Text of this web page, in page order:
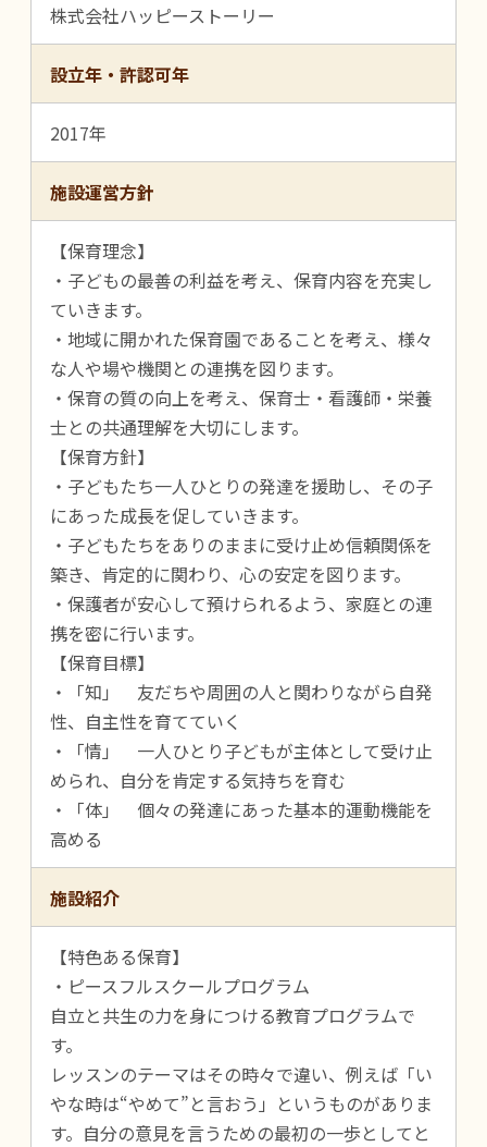
株式会社ハッピーストーリー
設立年・許認可年
2017年
施設運営方針
【保育理念】
・子どもの最善の利益を考え、保育内容を充実し
ていきます。
・地域に開かれた保育園であることを考え、様々
な人や場や機関との連携を図ります。
・保育の質の向上を考え、保育士・看護師・栄養
士との共通理解を大切にします。
【保育方針】
・子どもたち一人ひとりの発達を援助し、その子
にあった成長を促していきます。
・子どもたちをありのままに受け止め信頼関係を
築き、肯定的に関わり、心の安定を図ります。
・保護者が安心して預けられるよう、家庭との連
携を密に行います。
【保育目標】
・「知」 友だちや周囲の人と関わりながら自発
性、自主性を育てていく
・「情」 一人ひとり子どもが主体として受け止
められ、自分を肯定する気持ちを育む
・「体」 個々の発達にあった基本的運動機能を
高める
施設紹介
【特色ある保育】
・ピースフルスクールプログラム
自立と共生の力を身につける教育プログラムで
す。
レッスンのテーマはその時々で違い、例えば「い
やな時は“やめて”と言おう」というものがありま
す。自分の意見を言うための最初の一歩としてと